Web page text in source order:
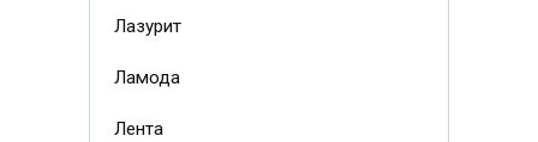
Лазурит
Ламода
Лента